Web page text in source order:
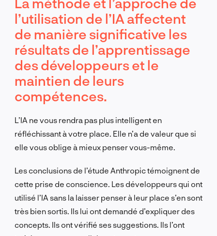
l’utilisation de l’IA affectent
de manière significative les
résultats de l’apprentissage
des développeurs et le
maintien de leurs
compétences.
L’IA ne vous rendra pas plus intelligent en
réfléchissant à votre place. Elle n’a de valeur que si
elle vous oblige à mieux penser vous-même.
Les conclusions de l’étude Anthropic témoignent de
cette prise de conscience. Les développeurs qui ont
utilisé l’IA sans la laisser penser à leur place s’en sont
très bien sortis. Ils lui ont demandé d’expliquer des
concepts. Ils ont vérifié ses suggestions. Ils l’ont